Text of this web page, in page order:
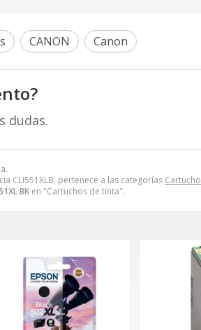
CLI551XLB, pertenece a las categorías
BK en "Cartuchos de tinta".
CANON Canon
dudas.